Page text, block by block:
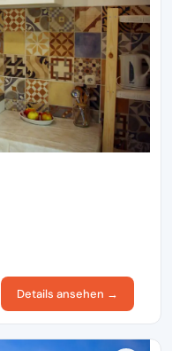
Details ansehen →